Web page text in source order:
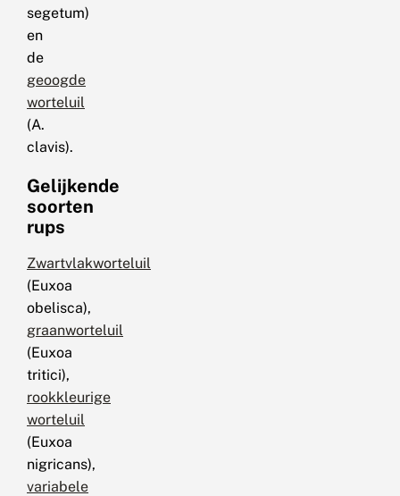
segetum)
en
de
geoogde
worteluil
(A.
clavis).
Gelijkende
soorten
rups
Zwartvlakworteluil
(Euxoa
obelisca),
graanworteluil
(Euxoa
tritici),
rookkleurige
worteluil
(Euxoa
nigricans),
variabele